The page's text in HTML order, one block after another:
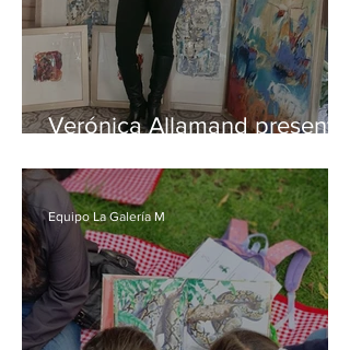
Verónica Allamand presenta
Destiempo”, honrando a
mujeres de su linaje
Equipo La Galería M